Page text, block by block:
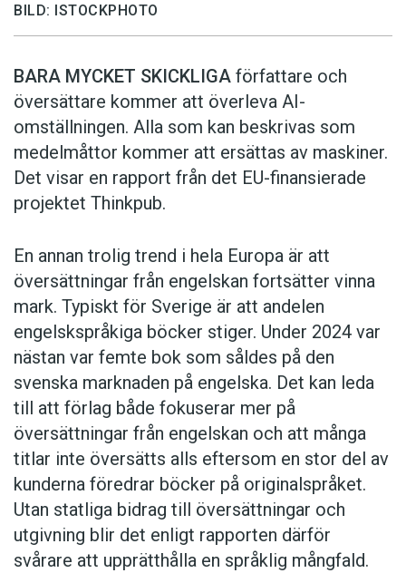
BILD: ISTOCKPHOTO
BARA MYCKET SKICKLIGA författare och
översättare ­kommer att överleva AI-
omställningen. Alla som kan beskrivas som
medelmåttor kommer att ersättas av maskiner.
Det visar en rapport från det EU-finansierade
projektet Thinkpub.
En annan trolig trend i hela Europa är att
översättningar från engelskan fortsätter vinna
mark. Typiskt för Sverige är att andelen
engelskspråkiga böcker stiger. Under 2024 var
nästan var femte bok som såldes på den
svenska marknaden på engelska. Det kan leda
till att förlag både fokuserar mer på
översättningar från engelskan och att många
titlar inte översätts alls eftersom en stor del av
kunderna föredrar böcker på originalspråket.
Utan statliga bidrag till översättningar och
utgivning blir det enligt rapporten därför
svårare att upprätthålla en språklig mångfald.